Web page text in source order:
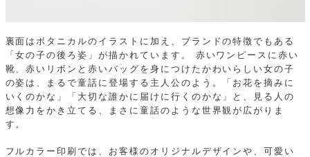
裏面はボタニカルのイラストに加え、ブランドの特徴でもある
「女の子の後ろ姿」が描かれています。
赤いワンピースに赤い
靴、赤いリボンと赤いバッグを身につけたかわいらしい女の子
の姿は、まるで童話に登場する主人公のよう。「お花を摘みに
いくのかな」「大切な誰かに届けに行くのかな」と、見る人の
想像力をかき立てる、まさに童話のような世界観が広がりま
す。
フルカラー印刷では、お客様のオリジナルデザインや、可愛い